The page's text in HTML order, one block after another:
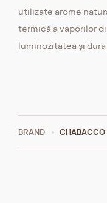
utilizate arome
termică a vaporilor
luminozitatea și
BRAND CHABACCO